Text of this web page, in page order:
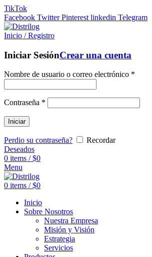
TikTok
Facebook Twitter Pinterest linkedin Telegram
Inicio / Registro
Iniciar SesiónCrear una cuenta
Nombre de usuario o correo electrónico *
Contraseña *
Iniciar
Perdio su contraseña?
Recordar
Deseados
0 items / $0
Menu
0 items / $0
Inicio
Sobre Nosotros
Nuestra Empresa
Misión y Visión
Estrategia
Servicios